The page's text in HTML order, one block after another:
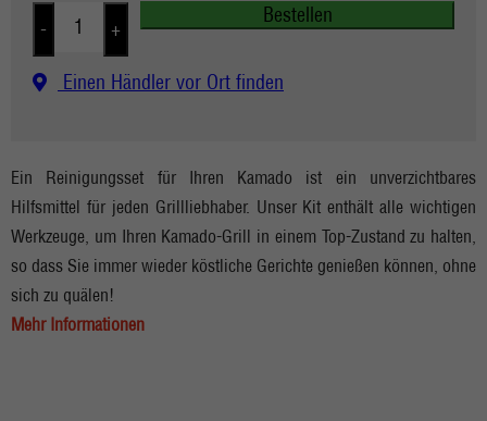
- +
Bestellen
Einen Händler vor Ort finden
Ein Reinigungsset für Ihren Kamado ist ein unverzichtbares
Hilfsmittel für jeden Grillliebhaber. Unser Kit enthält alle wichtigen
Werkzeuge, um Ihren Kamado-Grill in einem Top-Zustand zu halten,
so dass Sie immer wieder köstliche Gerichte genießen können, ohne
sich zu quälen!
Mehr Informationen